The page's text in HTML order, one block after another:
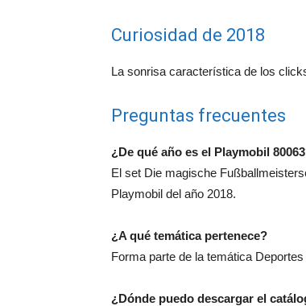
Curiosidad de 2018
La sonrisa característica de los
Preguntas frecuentes
¿De qué año es el Playmobil
El set Die magische
Playmobil del año 2018.
¿A qué temática pertenece?
Forma parte de la temática
¿Dónde puedo descargar el